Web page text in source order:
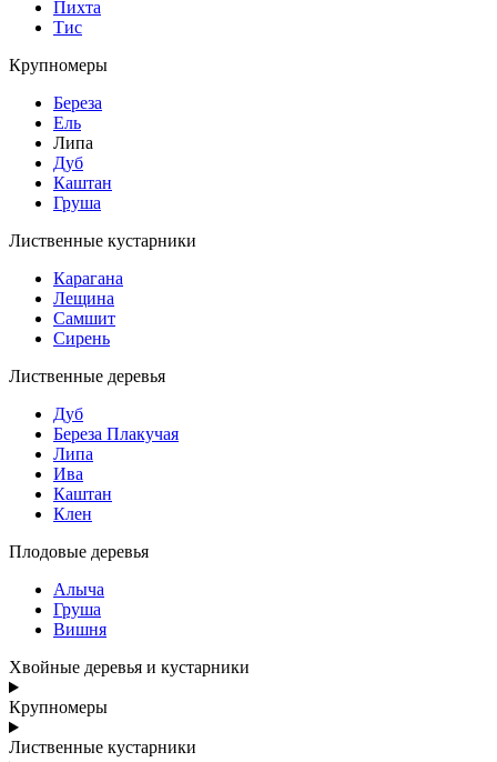
Пихта
Тис
Крупномеры
Береза
Ель
Липа
Дуб
Каштан
Груша
Лиственные кустарники
Карагана
Лещина
Самшит
Сирень
Лиственные деревья
Дуб
Береза Плакучая
Липа
Ива
Каштан
Клен
Плодовые деревья
Алыча
Груша
Вишня
Хвойные деревья и кустарники
Крупномеры
Лиственные кустарники